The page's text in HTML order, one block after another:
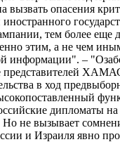
вызвать опасения
тем более еще
этим, а не чем
информации". –
представителей
в ход
дипломаты
Но не вызывает
и Израиля явно